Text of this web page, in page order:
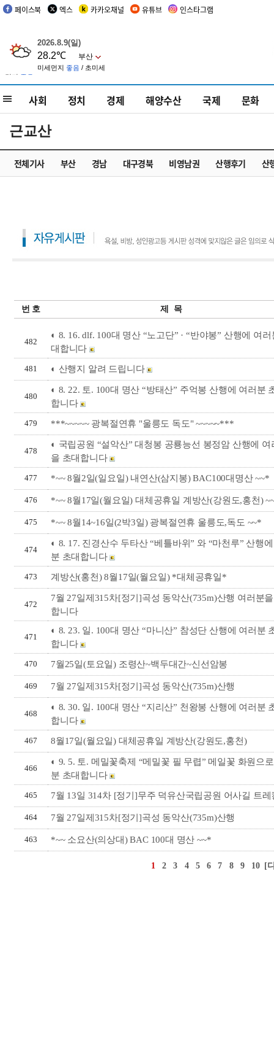
페이스북 엑스 카카오채널 유튜브 인스타그램
사회 정치 경제 해양수산 국제 문화
전체기사 부산 경남 대구경북 비영남권 산행후기 산
근교산
번 호 제 목
482
◐ 8. 16. dlf. 100대 명산 “노고단” · “반야봉” 산행에 여러
대합니다
481 ◐ 산행지 알려 드립니다
480
◐ 8. 22. 토. 100대 명산 “방태산” 주억봉 산행에 여러분
합니다
479 ***~~~~~ 광복절연휴 "울릉도 독도" ~~~~~***
478
◐ 국립공원 “설악산” 대청봉 공룡능선 봉정암 산행에 여
을 초대합니다
477 *~~ 8월2일(일요일) 내연산(삼지봉) BAC100대명산 ~~*
476 *~~ 8월17일(월요일) 대체공휴일 계방산(강원도,홍천)
475 *~~ 8월14~16일(2박3일) 광복절연휴 울릉도,독도 ~~*
474
◐ 8. 17. 진경산수 두타산 “베틀바위” 와 “마천루” 산행
분 초대합니다
473 계방산(홍천) 8월17일(월요일) *대체공휴일*
472
7월 27일제315차[정기]곡성 동악산(735m)산행 여러분
합니다
471
◐ 8. 23. 일. 100대 명산 “마니산” 참성단 산행에 여러분
합니다
470 7월25일(토요일) 조령산~백두대간~신선암봉
469 7월 27일제315차[정기]곡성 동악산(735m)산행
468
◐ 8. 30. 일. 100대 명산 “지리산” 천왕봉 산행에 여러분
합니다
467 8월17일(월요일) 대체공휴일 계방산(강원도,홍천)
466
◐ 9. 5. 토. 메밀꽃축제 “메밀꽃 필 무렵” 메일꽃 화원으
분 초대합니다
465 7월 13일 314차 [정기]무주 덕유산국립공원 어사길 트레
464 7월 27일제315차[정기]곡성 동악산(735m)산행
463 *~~ 소요산(의상대) BAC 100대 명산 ~~*
1 2 3 4 5 6 7 8 9 10 [